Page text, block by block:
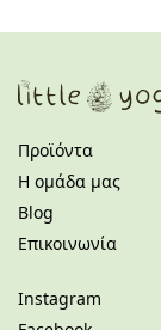
Προϊόντα
Η ομάδα μας
Blog
Επικοινωνία
Instagram